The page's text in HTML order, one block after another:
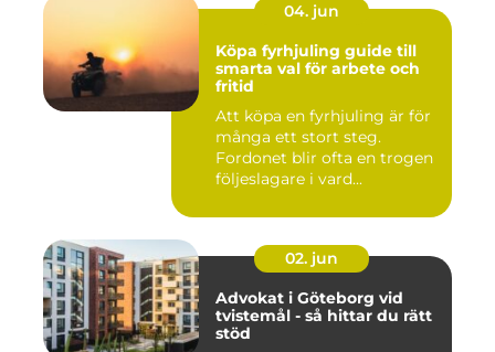
04. jun
Köpa fyrhjuling guide till
smarta val för arbete och
fritid
Att köpa en fyrhjuling är för
många ett stort steg.
Fordonet blir ofta en trogen
följeslagare i vard...
02. jun
Advokat i Göteborg vid
tvistemål - så hittar du rätt
stöd